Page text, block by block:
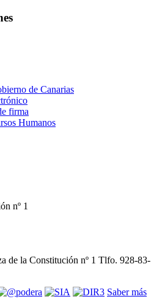
de Canarias
firma
Humanos
nº 1
de la Constitución nº 1 Tlfo. 928-83-
Saber más